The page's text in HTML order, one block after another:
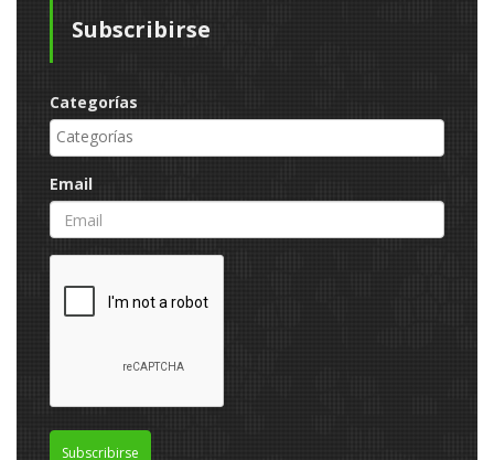
Subscribirse
Categorías
Email
Subscribirse